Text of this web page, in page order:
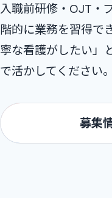
入職前研修・OJT・
階的に業務を習得で
寧な看護がしたい」
で活かしてください。
募集